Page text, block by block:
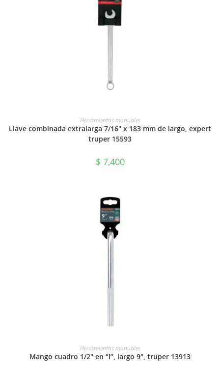
AÑADIR AL CARRITO
Herramientas manuales
Llave combinada extralarga 7/16″ x 183 mm de largo, expert
truper 15593
$ 7,400
AÑADIR AL CARRITO
Herramientas manuales
Mango cuadro 1/2″ en “l”, largo 9″, truper 13913